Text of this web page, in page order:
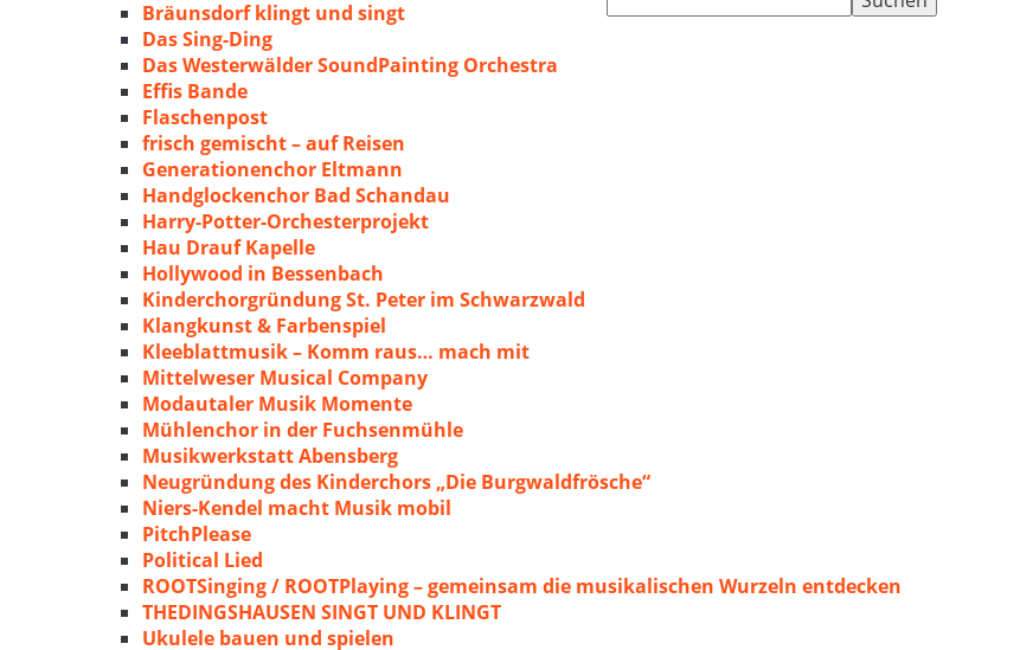
nach:
Bräunsdorf klingt und singt
Das Sing-Ding
Das Westerwälder SoundPainting Orchestra
Effis Bande
Flaschenpost
frisch gemischt – auf Reisen
Generationenchor Eltmann
Handglockenchor Bad Schandau
Harry-Potter-Orchesterprojekt
Hau Drauf Kapelle
Hollywood in Bessenbach
Kinderchorgründung St. Peter im Schwarzwald
Klangkunst & Farbenspiel
Kleeblattmusik – Komm raus… mach mit
Mittelweser Musical Company
Modautaler Musik Momente
Mühlenchor in der Fuchsenmühle
Musikwerkstatt Abensberg
Neugründung des Kinderchors „Die Burgwaldfrösche“
Niers-Kendel macht Musik mobil
PitchPlease
Political Lied
ROOTSinging / ROOTPlaying – gemeinsam die musikalischen Wurzeln entdecken
THEDINGSHAUSEN SINGT UND KLINGT
Ukulele bauen und spielen